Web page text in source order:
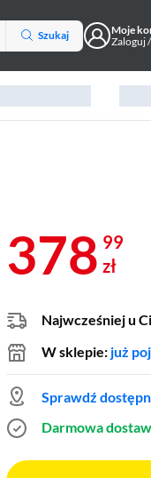
Szukaj
Moje
Zaloguj
378 99
zł
Najwcześniej u
W sklepie: już
Sprawdź
Darmowa